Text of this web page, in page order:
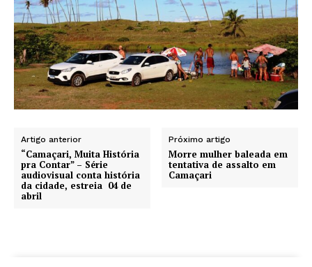
Artigo anterior
“Camaçari, Muita História
pra Contar” – Série
audiovisual conta história
da cidade, estreia 04 de
abril
Próximo artigo
Morre mulher baleada em
tentativa de assalto em
Camaçari